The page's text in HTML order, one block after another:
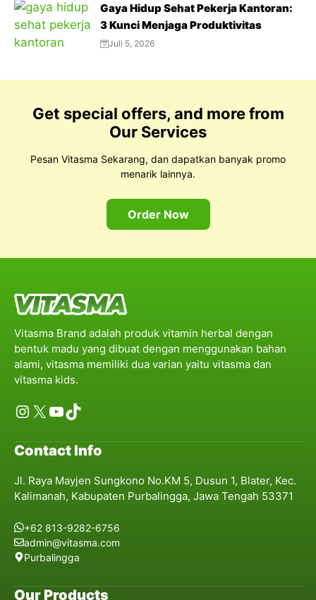
Gaya Hidup Sehat Pekerja Kantoran:
3 Kunci Menjaga Produktivitas
Juli 5, 2026
Get special offers, and more from
Our Services
Pesan Vitasma Sekarang, dan dapatkan banyak promo
menarik lainnya.
Order Now
Vitasma Brand adalah produk vitamin herbal dengan
bentuk madu yang dibuat dengan menggunakan bahan
alami, vitasma memiliki dua varian yaitu vitasma dan
vitasma kids.
Instagram
X YouTube
TikTok
Contact Info
Jl. Raya Mayjen Sungkono No.KM 5, Dusun 1, Blater, Kec.
Kalimanah, Kabupaten Purbalingga, Jawa Tengah 53371
+62 813-9282-6756
admin@vitasma.com
Purbalingga
Our Products